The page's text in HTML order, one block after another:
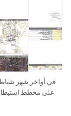
على مخطط